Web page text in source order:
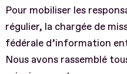
Pour mobiliser les
régulier, la chargée de
fédérale d’information
Nous avons rassemblé